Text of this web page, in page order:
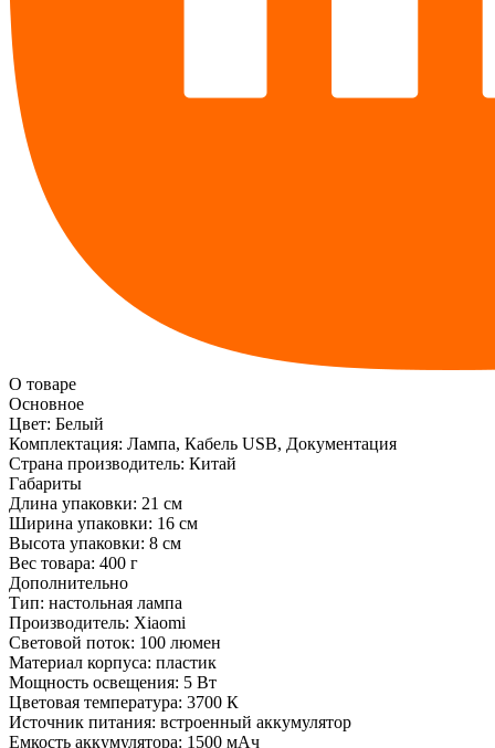
О товаре
Основное
Цвет: Белый
Комплектация: Лампа, Кабель USB, Документация
Страна производитель: Китай
Габариты
Длина упаковки: 21 см
Ширина упаковки: 16 см
Высота упаковки: 8 см
Вес товара: 400 г
Дополнительно
Тип: настольная лампа
Производитель: Xiaomi
Световой поток: 100 люмен
Материал корпуса: пластик
Мощность освещения: 5 Вт
Цветовая температура: 3700 К
Источник питания: встроенный аккумулятор
Емкость аккумулятора: 1500 мАч